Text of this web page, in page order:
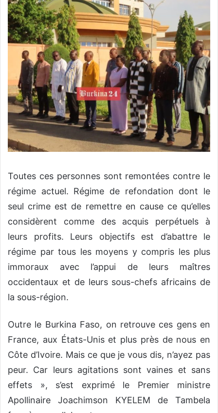
Toutes ces personnes sont remontées contre le
régime actuel. Régime de refondation dont le
seul crime est de remettre en cause ce qu’elles
considèrent comme des acquis perpétuels à
leurs profits. Leurs objectifs est d’abattre le
régime par tous les moyens y compris les plus
immoraux avec l’appui de leurs maîtres
occidentaux et de leurs sous-chefs africains de
la sous-région.
Outre le Burkina Faso, on retrouve ces gens en
France, aux États-Unis et plus près de nous en
Côte d’Ivoire. Mais ce que je vous dis, n’ayez pas
peur. Car leurs agitations sont vaines et sans
effets », s’est exprimé le Premier ministre
Apollinaire Joachimson KYELEM de Tambela